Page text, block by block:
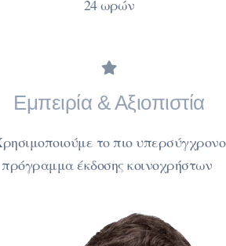
24 ωρών
Εμπειρία & Αξιοπιστία
το πιο υπερσύγχρονο
πρόγραμμα έκδοσης κοινοχρήστων